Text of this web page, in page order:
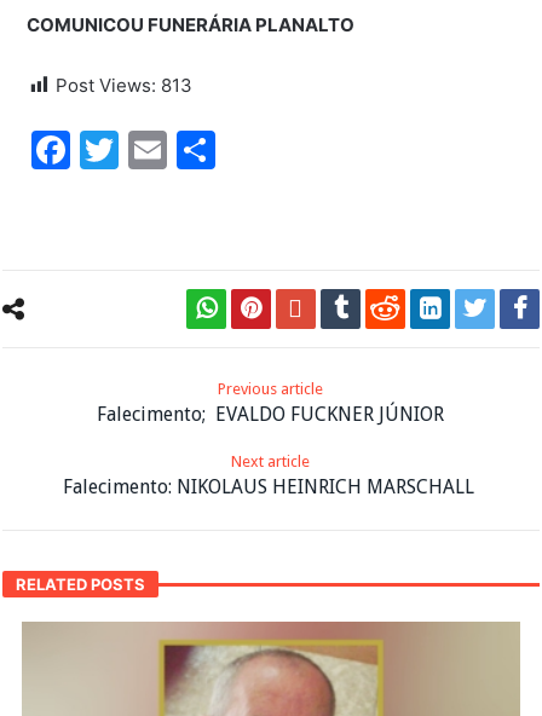
COMUNICOU FUNERÁRIA PLANALTO
Post Views: 813
Facebook
Twitter
Email
Previous article
Falecimento; EVALDO FUCKNER JÚNIOR
Next article
Falecimento: NIKOLAUS HEINRICH MARSCHALL
RELATED POSTS